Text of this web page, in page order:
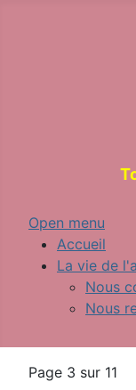
Open menu
Accueil
La vie de
Nous
Nous
Page 3 sur 11